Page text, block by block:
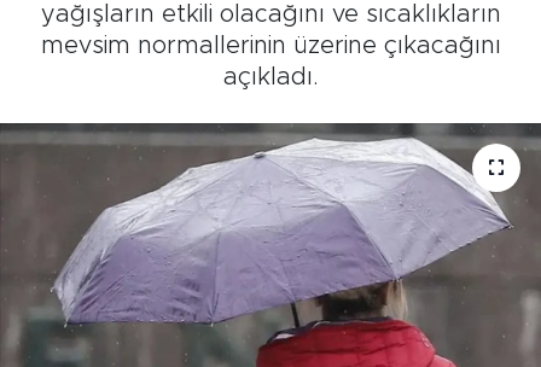
yağışların etkili olacağını ve sıcaklıkların
mevsim normallerinin üzerine çıkacağını
açıkladı.